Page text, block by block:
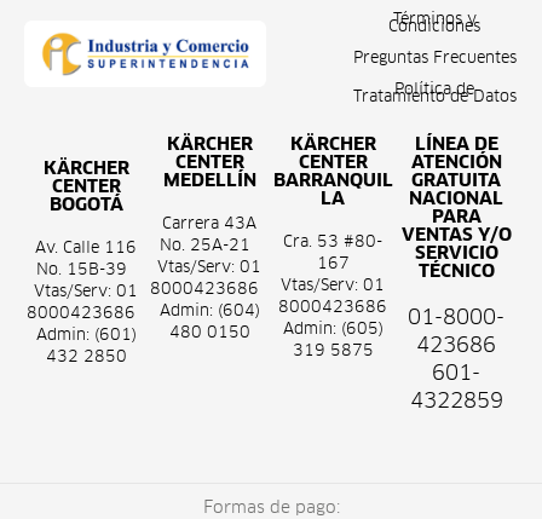
Términos y
Condiciones
Preguntas Frecuentes
Política de
Tratamiento de Datos
KÄRCHER
CENTER
BOGOTÁ
Av. Calle 116
No. 15B-39
Vtas/Serv: 01
8000423686
Admin: (601)
432 2850
KÄRCHER
CENTER
MEDELLÍN
Carrera 43A
No. 25A-21
Vtas/Serv: 01
8000423686
Admin: (604)
480 0150
KÄRCHER
CENTER
BARRANQUIL
LA
Cra. 53 #80-
167
Vtas/Serv: 01
8000423686
Admin: (605)
319 5875
LÍNEA DE
ATENCIÓN
GRATUITA
NACIONAL
PARA
VENTAS Y/O
SERVICIO
TÉCNICO
01-8000-
423686
601-
4322859
Formas de pago: